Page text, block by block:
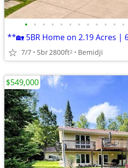
• • • • • • • • • • • •
7/7 5br2800ft2 Bemidji
$549,000